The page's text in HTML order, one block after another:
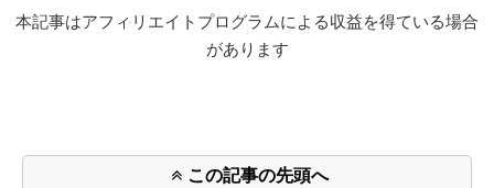
本記事はアフィリエイトプログラムによる収益を得ている場合
があります
この記事の先頭へ